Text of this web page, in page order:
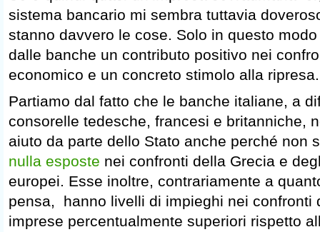
sistema bancario mi sembra tuttavia
stanno davvero le cose. Solo in questo
dalle banche un contributo positivo nei
economico e un concreto stimolo alla ripresa.
Partiamo dal fatto che le banche italiane, a
consorelle tedesche, francesi e britanniche,
aiuto da parte dello Stato anche perché non
nulla esposte nei confronti della Grecia e
europei. Esse inoltre, contrariamente a
pensa, hanno livelli di impieghi nei confronti
imprese percentualmente superiori rispetto